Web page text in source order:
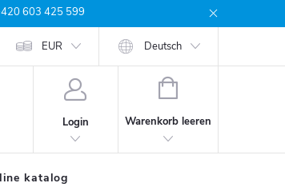
603 425 599
EUR Deutsch
Login
WARENKORB
Warenkorb leeren
katalog